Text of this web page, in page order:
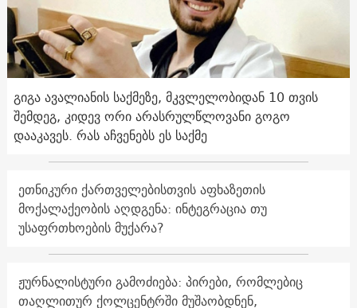
გიგა ავალიანის საქმეზე, მკვლელობიდან 10 თვის
შემდეგ, კიდევ ორი არასრულწლოვანი გოგო
დააკავეს. რას აჩვენებს ეს საქმე
ეთნიკური ქართველებისთვის აფხაზეთის
მოქალაქეობის აღდგენა: ინტეგრაცია თუ
უსაფრთხოების მუქარა?
ჟურნალისტური გამოძიება: პირები, რომლებიც
თაღლითურ ქოლცენტრში მუშაობდნენ,